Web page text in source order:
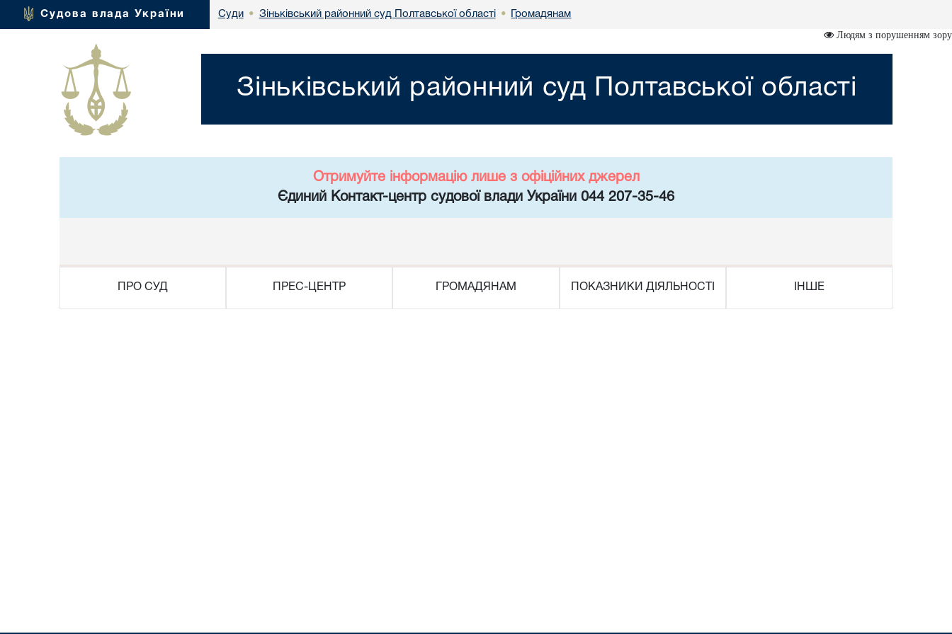
Судова влада України Суди • Зіньківський районний суд Полтавської області • Громадянам
Людям з порушенням зору
Зіньківський районний суд Полтавської області
Отримуйте інформацію лише з офіційних джерел
Єдиний Контакт-центр судової влади України 044 207-35-46
ПРО СУД ПРЕС-ЦЕНТР ГРОМАДЯНАМ ПОКАЗНИКИ ДІЯЛЬНОСТІ ІНШЕ